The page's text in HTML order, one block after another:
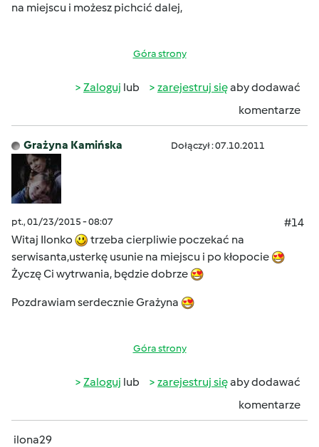
na miejscu i możesz pichcić dalej,
Góra strony
Zaloguj lub zarejestruj sięaby dodawać
komentarze
Grażyna Kamińska Dołączył : 07.10.2011
pt., 01/23/2015 - 08:07
#14
Witaj Ilonko
trzeba cierpliwie poczekać na
serwisanta,usterkę usunie na miejscu i po kłopocie
Życzę Ci wytrwania, będzie dobrze
Pozdrawiam serdecznie Grażyna
Góra strony
Zaloguj lub zarejestruj sięaby dodawać
komentarze
ilona29